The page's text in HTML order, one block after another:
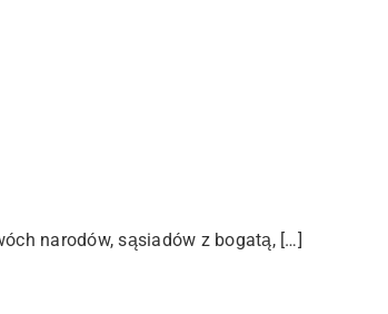
narodów, sąsiadów z bogatą, […]